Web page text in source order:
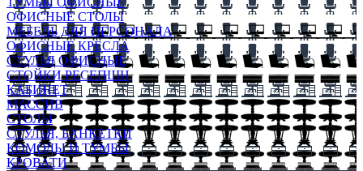
ОФИСНЫЕ СТОЛЫ
МЕБЕЛЬ ДЛЯ ПЕРСОНАЛА
ОФИСНЫЕ КРЕСЛА
СТУЛЬЯ ОФИСНЫЕ
СТОЙКИ РЕСЕПШН
КАБИНЕТ
МАССИВ
СТОЛЫ
СТУЛЬЯ, БАНКЕТКИ
КОМОДЫ И ТУМБЫ
КРОВАТИ